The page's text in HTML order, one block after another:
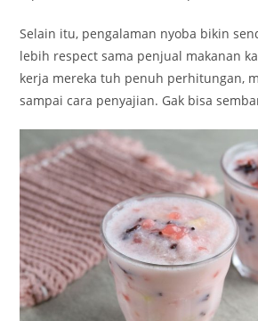
Selain itu, pengalaman nyoba bikin
lebih respect sama penjual makanan
kerja mereka tuh penuh perhitungan,
sampai cara penyajian. Gak bisa